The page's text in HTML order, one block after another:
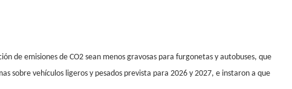
de emisiones de CO2 sean menos gravosas para furgonetas y autobuses, que
sobre vehículos ligeros y pesados ​​prevista para 2026 y 2027, e instaron a que